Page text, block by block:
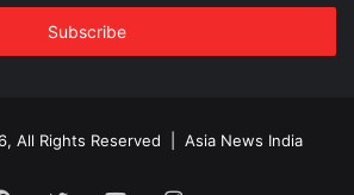
All Rights Reserved | Asia News India